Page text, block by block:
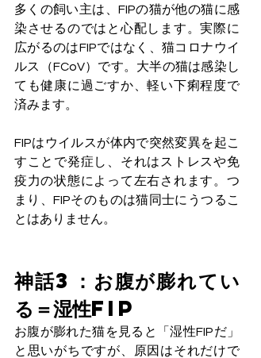
多くの飼い主は、FIPの猫が他の猫に感
染させるのではと心配します。実際に
広がるのはFIPではなく、猫コロナウイ
ルス（FCoV）です。大半の猫は感染し
ても健康に過ごすか、軽い下痢程度で
済みます。
FIPはウイルスが体内で突然変異を起こ
すことで発症し、それはストレスや免
疫力の状態によって左右されます。つ
まり、FIPそのものは猫同士にうつるこ
とはありません。
神話3：お腹が膨れてい
る＝湿性FIP
お腹が膨れた猫を見ると「湿性FIPだ」
と思いがちですが、原因はそれだけで